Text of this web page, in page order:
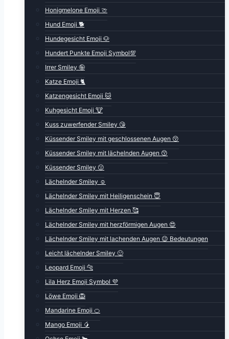
Honigmelone Emoji 🍈
Hund Emoji 🐕
Hundegesicht Emoji 🐶
Hundert Punkte Emoji Symbol💯
Irrer Smiley 🤪
Katze Emoji 🐈
Katzengesicht Emoji 🐱
Kuhgesicht Emoji 🐮
Kuss zuwerfender Smiley 😘
Küssender Smiley mit geschlossenen Augen 😚
Küssender Smiley mit lächelnden Augen 😙
Küssender Smiley 😗
Lächelnder Smiley ☺️
Lächelnder Smiley mit Heiligenschein 😇
Lächelnder Smiley mit Herzen 🥰
Lächelnder Smiley mit herzförmigen Augen 😍
Lächelnder Smiley mit lachenden Augen 😉 Bedeutungen
Leicht lächelnder Smiley 🙂
Leopard Emoji 🐆
Lila Herz Emoji Symbol 💜
Löwe Emoji 🦁
Mandarine Emoji 🍊
Mango Emoji 🥭